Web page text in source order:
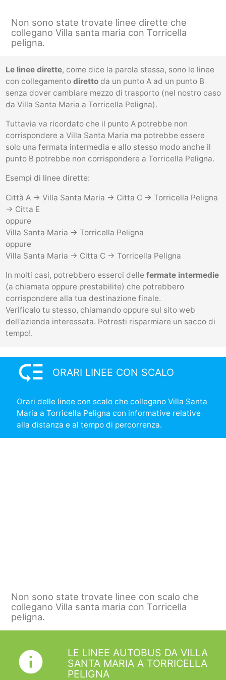
Non sono state trovate linee dirette che
collegano Villa santa maria con Torricella
peligna.
Le linee dirette, come dice la parola stessa, sono le linee
con collegamento direttoda un punto A ad un punto B
senza dover cambiare mezzo di trasporto (nel nostro caso
da Villa Santa Maria a Torricella Peligna).
Tuttavia va ricordato che il punto A potrebbe non
corrispondere a Villa Santa Maria ma potrebbe essere
solo una fermata intermedia e allo stesso modo anche il
punto B potrebbe non corrispondere a Torricella Peligna.
Esempi di linee dirette:
Città A -> Villa Santa Maria -> Citta C -> Torricella Peligna
-> Citta E
oppure
Villa Santa Maria -> Torricella Peligna
oppure
Villa Santa Maria -> Citta C -> Torricella Peligna
In molti casi, potrebbero esserci delle fermate intermedie
(a chiamata oppure prestabilite) che potrebbero
corrispondere alla tua destinazione finale.
Verificalo tu stesso, chiamando oppure sul sito web
dell'azienda interessata. Potresti risparmiare un sacco di
tempo!.
low_priority ORARI LINEE CON SCALO
Orari delle linee con scalo che collegano Villa Santa
Maria a Torricella Peligna con informative relative
alla distanza e al tempo di percorrenza.
Non sono state trovate linee con scalo che
collegano Villa santa maria con Torricella
peligna.
info
LE LINEE AUTOBUS DA VILLA
SANTA MARIA A TORRICELLA
PELIGNA